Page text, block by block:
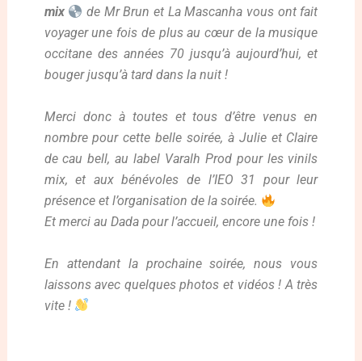
mix
de Mr Brun et La Mascanha vous ont fait
voyager une fois de plus au cœur de la musique
occitane des années 70 jusqu’à aujourd’hui, et
bouger jusqu’à tard dans la nuit !
Merci donc à toutes et tous d’être venus en
nombre pour cette belle soirée, à Julie et Claire
de cau bell, au label Varalh Prod pour les vinils
mix, et aux bénévoles de l’IEO 31 pour leur
présence et l’organisation de la soirée.
Et merci au Dada pour l’accueil, encore une fois !
En attendant la prochaine soirée, nous vous
laissons avec quelques photos et vidéos ! A très
vite !